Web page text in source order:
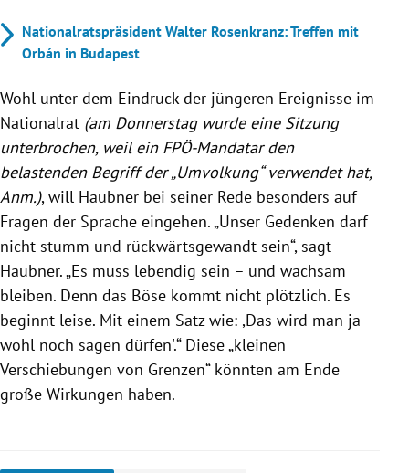
Nationalratspräsident Walter Rosenkranz: Treffen mit
Orbán in Budapest
Wohl unter dem Eindruck der jüngeren Ereignisse im
Nationalrat (am Donnerstag wurde eine Sitzung
unterbrochen, weil ein FPÖ-Mandatar den
belastenden Begriff der „Umvolkung“ verwendet hat,
Anm.), will Haubner bei seiner Rede besonders auf
Fragen der Sprache eingehen.„Unser Gedenken darf
nicht stumm und rückwärtsgewandt sein“, sagt
Haubner. „Es muss lebendig sein – und wachsam
bleiben. Denn das Böse kommt nicht plötzlich. Es
beginnt leise. Mit einem Satz wie: ,Das wird man ja
wohl noch sagen dürfen'.“ Diese „kleinen
Verschiebungen von Grenzen“ könnten am Ende
große Wirkungen haben.